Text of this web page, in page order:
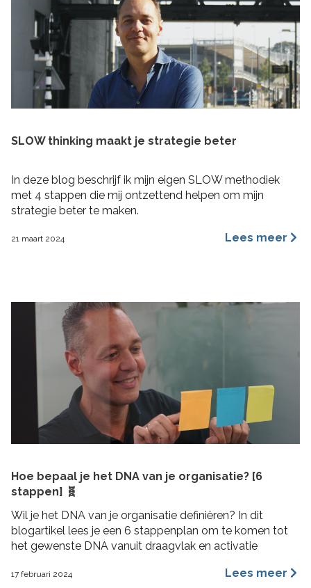
SLOW thinking maakt je strategie beter
In deze blog beschrijf ik mijn eigen SLOW methodiek
met 4 stappen die mij ontzettend helpen om mijn
strategie beter te maken.
21 maart 2024 Lees meer
Hoe bepaal je het DNA van je organisatie? [6
stappen] 🧬
Wil je het DNA van je organisatie definiëren? In dit
blogartikel lees je een 6 stappenplan om te komen tot
het gewenste DNA vanuit draagvlak en activatie
17 februari 2024 Lees meer